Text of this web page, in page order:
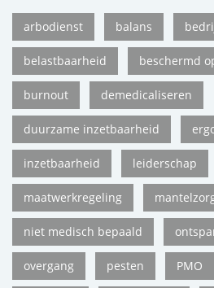
arbodienst balans
belastbaarheid beschermd
burnout demedicaliseren
duurzame inzetbaarheid
inzetbaarheid leiderschap
maatwerkregeling
niet medisch bepaald
overgang pesten PMO